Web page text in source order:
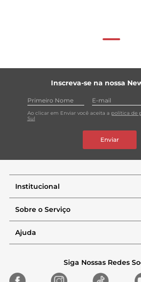
Inscreva-se na nossa
Ao clicar em Enviar você aceita a política de
Sul
Enviar
Institucional
Sobre o Serviço
Ajuda
Siga Nossas Redes